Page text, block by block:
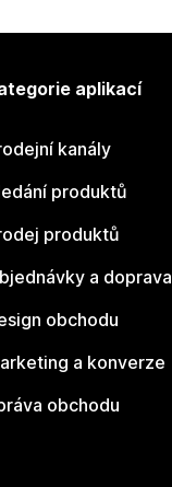
aplikací
kanály
produktů
produktů
a doprava
obchodu
a konverze
obchodu